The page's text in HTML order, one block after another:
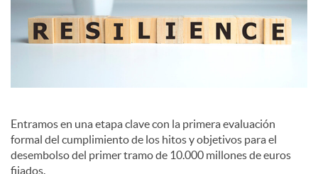
e
n
Entramos en una etapa clave con la primera evaluación
formal del cumplimiento de los hitos y objetivos para el
desembolso del primer tramo de 10.000 millones de euros
fijados.